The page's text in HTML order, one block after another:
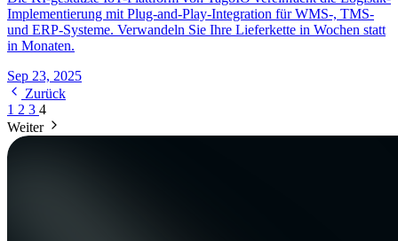
Implementierung mit Plug-and-Play-Integration für WMS-, TMS-
und ERP-Systeme. Verwandeln Sie Ihre Lieferkette in Wochen statt
in Monaten.
Sep 23, 2025
Zurück
1 2 3 4
Weiter